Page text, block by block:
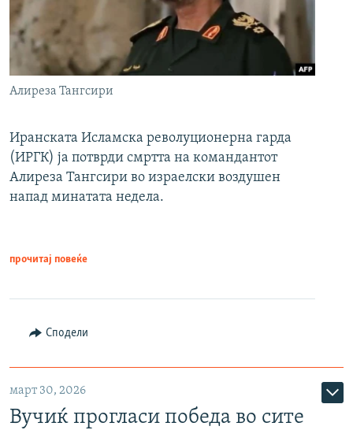
Алиреза Тангсири
Иранската Исламска револуционерна гарда
(ИРГК) ја потврди смртта на командантот
Алиреза Тангсири во израелски воздушен
напад минатата недела.
прочитај повеќе
Сподели
март 30, 2026
Вучиќ прогласи победа во сите